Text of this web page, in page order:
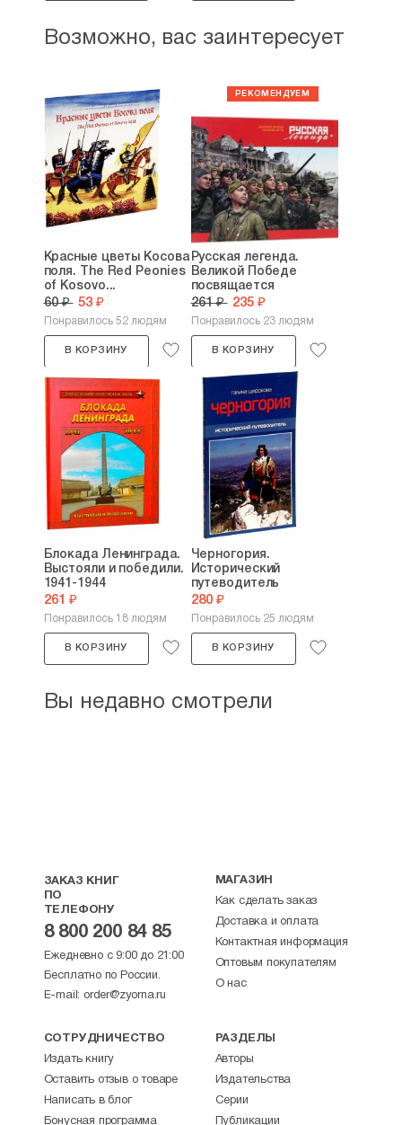
Возможно, вас заинтересует
Красные цветы Косова
поля. The Red Peonies
of Kosovo...
60 ₽ 53 ₽
Понравилось 52 людям
В КОРЗИНУ
Русская легенда.
Великой Победе
посвящается
261 ₽ 235 ₽
Понравилось 23 людям
В КОРЗИНУ
Блокада Ленинграда.
Выстояли и победили.
1941-1944
261 ₽
Понравилось 18 людям
В КОРЗИНУ
Черногория.
Исторический
путеводитель
280 ₽
Понравилось 25 людям
В КОРЗИНУ
Вы недавно смотрели
ЗАКАЗ КНИГ
ПО
ТЕЛЕФОНУ
8 800 200 84 85
Ежедневно с 9:00 до 21:00
Бесплатно по России.
E-mail: order@zyorna.ru
МАГАЗИН
Как сделать заказ
Доставка и оплата
Контактная информация
Оптовым покупателям
О нас
СОТРУДНИЧЕСТВО
Издать книгу
Оставить отзыв о товаре
Написать в блог
Бонусная программа
РАЗДЕЛЫ
Авторы
Издательства
Серии
Публикации